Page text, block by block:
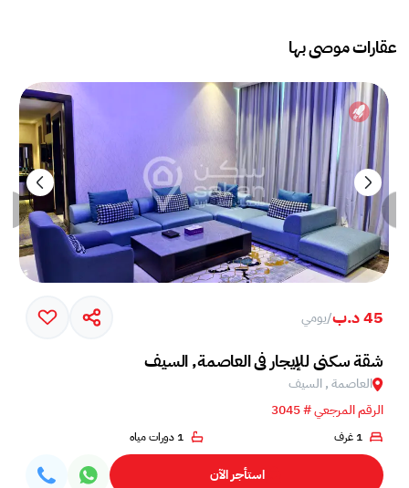
عقارات موصى بها
45 د.ب /يومي
شقة سكني للإيجار في العاصمة, السيف
العاصمة , السيف
الرقم المرجعي # 3045
1 غرف 1 دورات مياه
استأجر الآن